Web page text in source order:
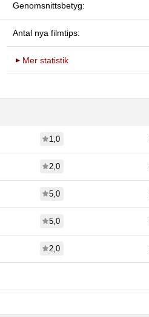
Genomsnittsbetyg:
Antal nya filmtips:
Mer statistik
1,0
2,0
5,0
5,0
2,0